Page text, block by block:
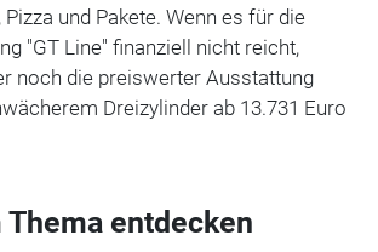
Pizza und Pakete. Wenn es für die
"GT Line" finanziell nicht reicht,
noch die preiswerter Ausstattung
Dreizylinder ab 13.731 Euro
entdecken